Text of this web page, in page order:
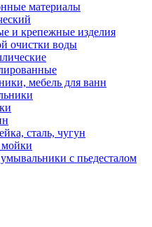
материалы
и крепежные изделия
очистки воды
мебель для ванн
сталь, чугун
мойки
с пьедесталом